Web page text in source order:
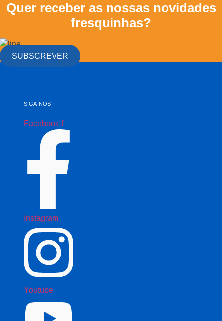
Quer receber as nossas novidades
fresquinhas?
SUBSCREVER
SIGA-NOS
Facebook-f
Instagram
Youtube